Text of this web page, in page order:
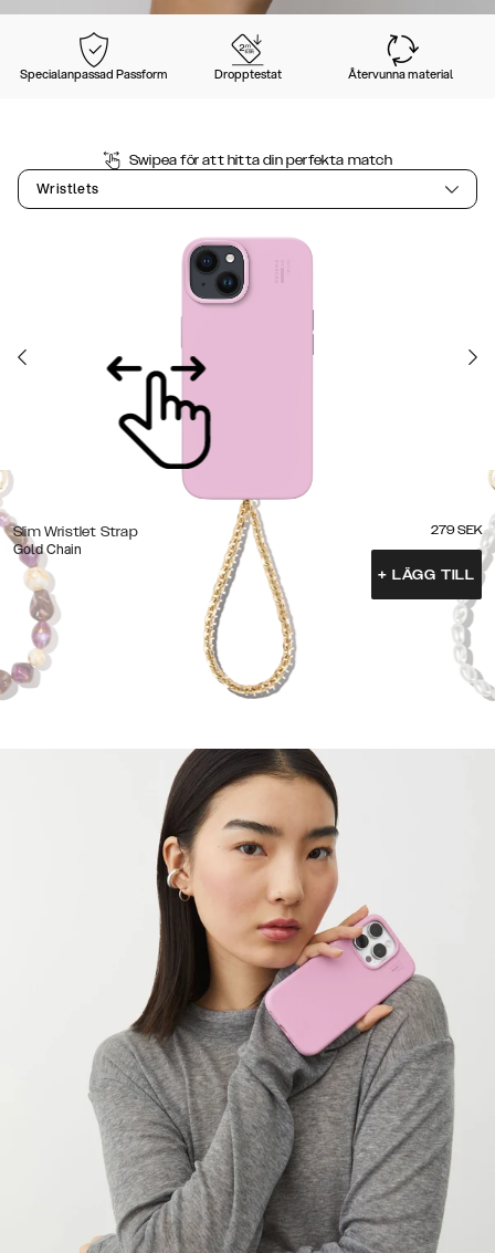
Specialanpassad Passform Dropptestat Återvunna material
Swipea för att hitta din perfekta match
Wristlets
Slim Wristlet Strap
Gold Chain
279 SEK
+ LÄGG TILL